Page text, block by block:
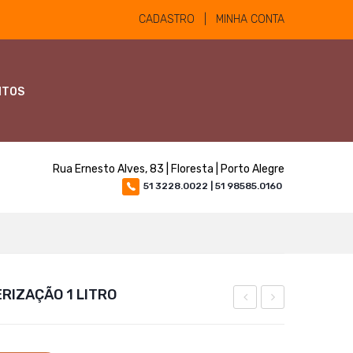
CADASTRO | MINHA CONTA
Rua Ernesto Alves, 83 | Floresta | Porto Alegre
51 3228.0022 | 51 98585.0160
1 LITRO